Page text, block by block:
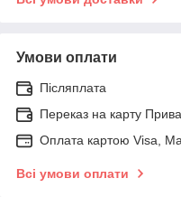
Умови оплати
Післяплата
Переказ на карту
Оплата картою Visa,
Всі умови оплати